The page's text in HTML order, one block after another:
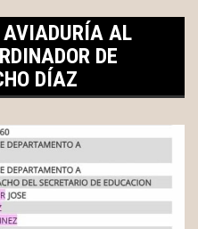
AL
DE
DÍAZ